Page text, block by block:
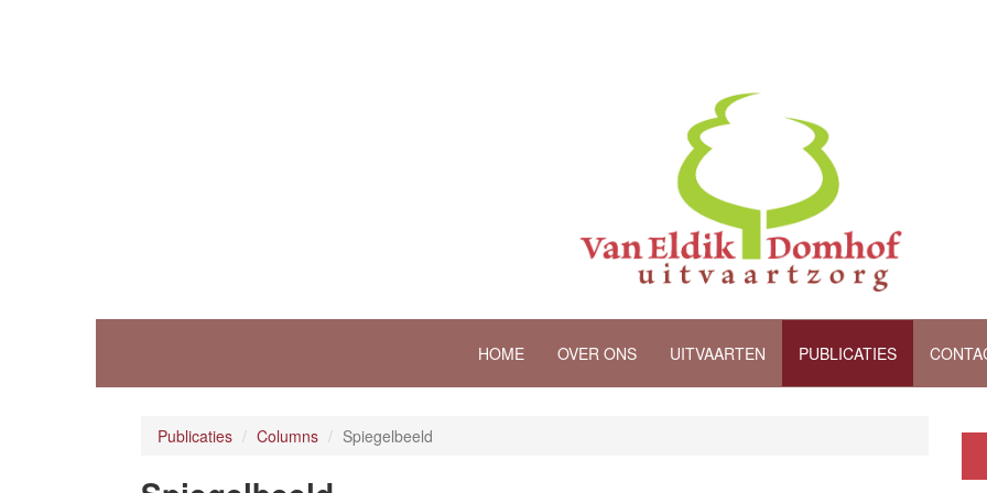
HOME OVER ONS UITVAARTEN PUBLICATIES
Publicaties Columns Spiegelbeeld